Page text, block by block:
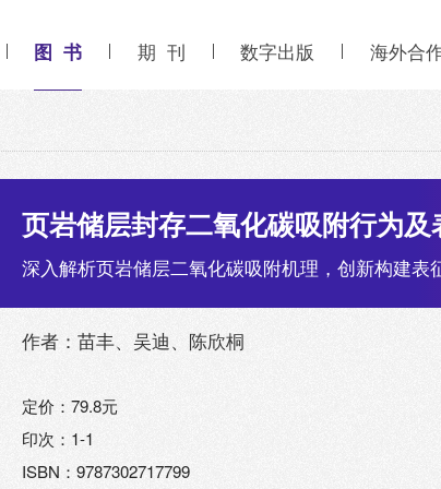
图 书 期 刊 数字出版 海外合
页岩储层封存二氧化碳吸附行为及
深入解析页岩储层二氧化碳吸附机理，创新构建表
作者：苗丰、吴迪、陈欣桐
定价：79.8元
印次：1-1
ISBN：9787302717799